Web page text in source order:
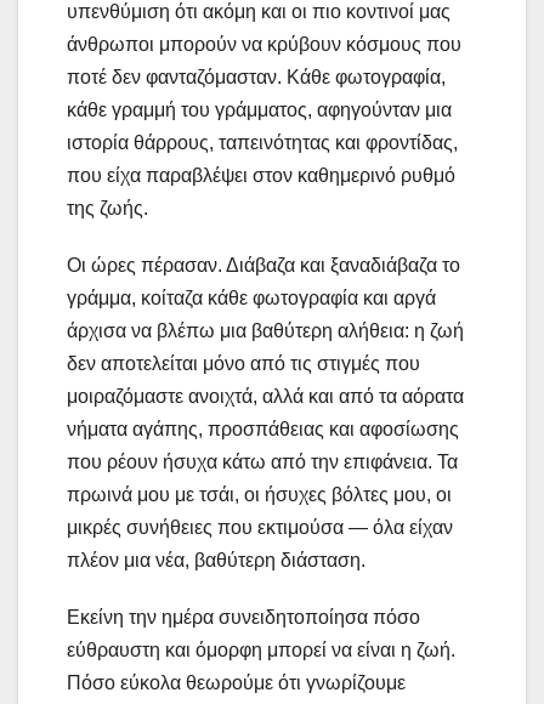
υπενθύμιση ότι ακόμη και οι πιο κοντινοί μας
άνθρωποι μπορούν να κρύβουν κόσμους που
ποτέ δεν φανταζόμασταν. Κάθε φωτογραφία,
κάθε γραμμή του γράμματος, αφηγούνταν μια
ιστορία θάρρους, ταπεινότητας και φροντίδας,
που είχα παραβλέψει στον καθημερινό ρυθμό
της ζωής.
Οι ώρες πέρασαν. Διάβαζα και ξαναδιάβαζα το
γράμμα, κοίταζα κάθε φωτογραφία και αργά
άρχισα να βλέπω μια βαθύτερη αλήθεια: η ζωή
δεν αποτελείται μόνο από τις στιγμές που
μοιραζόμαστε ανοιχτά, αλλά και από τα αόρατα
νήματα αγάπης, προσπάθειας και αφοσίωσης
που ρέουν ήσυχα κάτω από την επιφάνεια. Τα
πρωινά μου με τσάι, οι ήσυχες βόλτες μου, οι
μικρές συνήθειες που εκτιμούσα — όλα είχαν
πλέον μια νέα, βαθύτερη διάσταση.
Εκείνη την ημέρα συνειδητοποίησα πόσο
εύθραυστη και όμορφη μπορεί να είναι η ζωή.
Πόσο εύκολα θεωρούμε ότι γνωρίζουμε